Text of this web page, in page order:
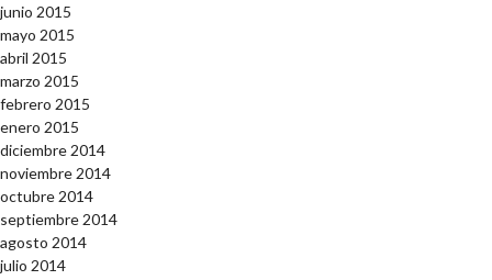
junio 2015
mayo 2015
abril 2015
marzo 2015
febrero 2015
enero 2015
diciembre 2014
noviembre 2014
octubre 2014
septiembre 2014
agosto 2014
julio 2014